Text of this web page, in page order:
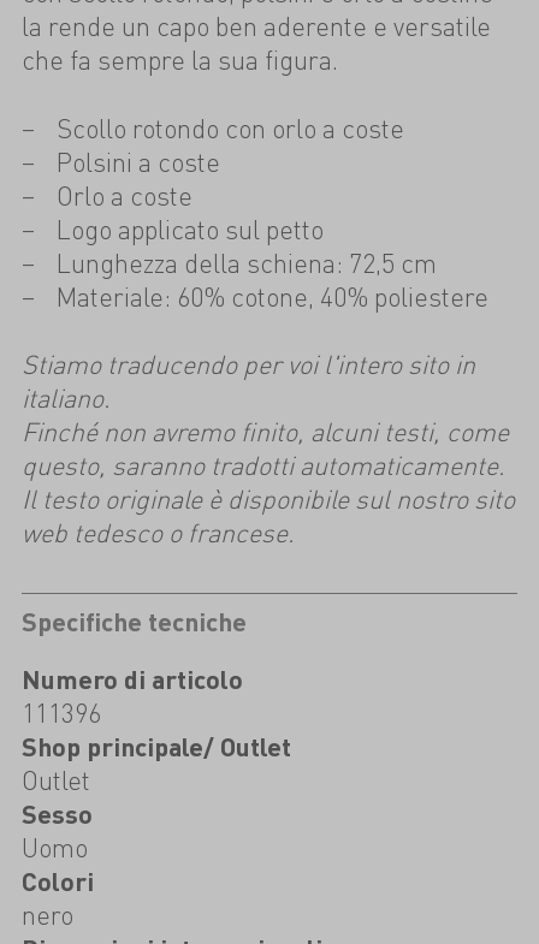
la rende un capo ben aderente e versatile
che fa sempre la sua figura.
Scollo rotondo con orlo a coste
Polsini a coste
Orlo a coste
Logo applicato sul petto
Lunghezza della schiena: 72,5 cm
Materiale: 60% cotone, 40% poliestere
Stiamo traducendo per voi l'intero sito in
italiano.
Finché non avremo finito, alcuni testi, come
questo, saranno tradotti automaticamente.
Il testo originale è disponibile sul nostro sito
web tedesco o francese.
Specifiche tecniche
Numero di articolo
111396
Shop principale/ Outlet
Outlet
Sesso
Uomo
Colori
nero